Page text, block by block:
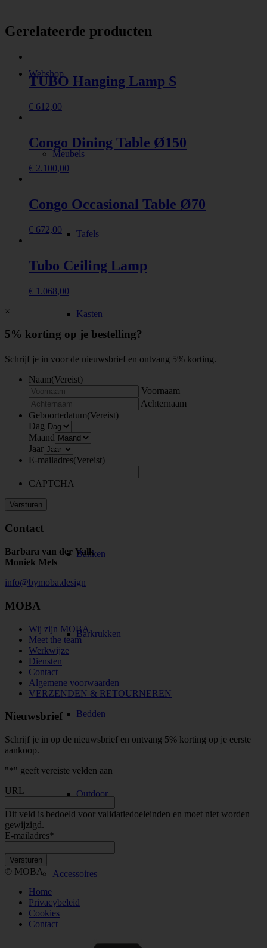
Webshop
Meubels
Tafels
Kasten
Banken
Barkrukken
Bedden
Outdoor
Accessoires
Gerelateerde producten
TUBO Hanging Lamp S
€ 612,00
Congo Dining Table Ø150
€ 2.100,00
Congo Occasional Table Ø70
€ 672,00
Tubo Ceiling Lamp
€ 1.068,00
×
5% korting op je bestelling?
Schrijf je in voor de nieuwsbrief en ontvang 5% korting.
Naam(Vereist)
Voornaam
Achternaam
Geboortedatum(Vereist)
Dag
Maand
Jaar
E-mailadres(Vereist)
CAPTCHA
Contact
Barbara van der Valk
Moniek Mels
info@bymoba.design
MOBA
Wij zijn MOBA
Meet the team
Werkwijze
Diensten
Contact
Algemene voorwaarden
VERZENDEN & RETOURNEREN
Nieuwsbrief
Schrijf je in op de nieuwsbrief en ontvang 5% korting op je eerste
aankoop.
"*" geeft vereiste velden aan
URL
Dit veld is bedoeld voor validatiedoeleinden en moet niet worden
gewijzigd.
E-mailadres*
© MOBA
Home
Privacybeleid
Cookies
Contact